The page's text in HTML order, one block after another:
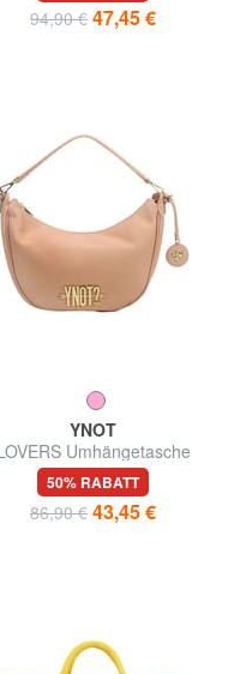
94,90 € 47,45 €
YNOT
Umhängetasche
50% RABATT
86,90 € 43,45 €